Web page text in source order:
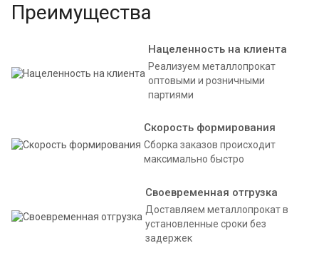
Преимущества
Нацеленность на клиента
Реализуем металлопрокат
оптовыми и розничными
партиями
Скорость формирования
Сборка заказов происходит
максимально быстро
Своевременная отгрузка
Доставляем металлопрокат в
установленные сроки без
задержек